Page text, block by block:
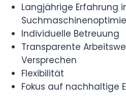
Langjährige Erfahrung
Individuelle Betreuung
Transparente
Versprechen
Flexibilität
Fokus auf nachhaltige